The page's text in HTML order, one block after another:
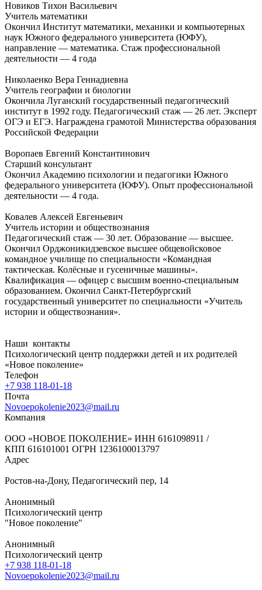
Новиков Тихон Васильевич
Учитель математики
Окончил Институт математики, механики и компьютерных
наук Южного федерального университета (ЮФУ),
направление — математика. Стаж профессиональной
деятельности — 4 года
Николаенко Вера Геннадиевна
Учитель географии и биологии
Окончила Луганский государственный педагогический
институт в 1992 году. Педагогический стаж — 26 лет. Эксперт
ОГЭ и ЕГЭ. Награждена грамотой Министерства образования
Российской Федерации
Воропаев Евгений Константинович
Старший консультант
Окончил Академию психологии и педагогики Южного
федерального университета (ЮФУ). Опыт профессиональной
деятельности — 4 года.
Ковалев Алексей Евгеньевич
Учитель истории и обществознания
Педагогический стаж — 30 лет. Образование — высшее.
Окончил Орджоникидзевское высшее общевойсковое
командное училище по специальности «Командная
тактическая. Колёсные и гусеничные машины».
Квалификация — офицер с высшим военно-специальным
образованием. Окончил Санкт-Петербургский
государственный университет по специальности «Учитель
истории и обществознания».
Наши контакты
Психологический центр поддержки детей и их родителей
«Новое поколение»
Телефон
+7 938 118-01-18
Почта
Novoepokolenie2023@mail.ru
Компания
ООО «НОВОЕ ПОКОЛЕНИЕ» ИНН 6161098911 /
КПП 616101001 ОГРН 1236100013797
Адрес
Ростов-на-Дону, Педагогический пер, 14
Анонимный
Психологический центр
"Новое поколение"
Анонимный
Психологический центр
+7 938 118-01-18
Novoepokolenie2023@mail.ru